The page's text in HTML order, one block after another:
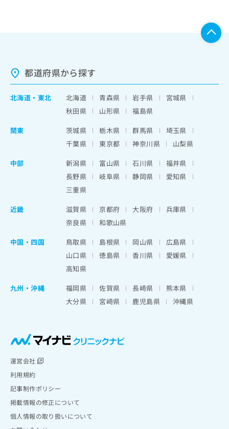
都道府県から探す
北海道 ・ 東北 北海道 青森県 岩手県
宮城県
秋田県
山形県
福島県
関東
茨城県 栃木県 群馬県
埼玉県
千葉県
東京都 神奈川県
山梨県
中部
新潟県 富山県 石川県
福井県
長野県
岐阜県 静岡県
愛知県
三重県
近畿
滋賀県 京都府 大阪府
兵庫県
奈良県
和歌山県
中国・四国
鳥取県 島根県 岡山県
広島県
山口県
徳島県 香川県
愛媛県
高知県
九州・沖縄
福岡県 佐賀県 長崎県
熊本県
大分県
宮崎県 鹿児島県 沖縄県
運営会社
利用規約
記事制作ポリシー
掲載情報の修正について
個人情報の取り扱いについて